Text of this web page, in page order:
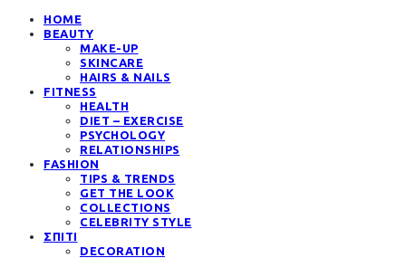
HOME
BEAUTY
MAKE-UP
SKINCARE
HAIRS & NAILS
FITNESS
HEALTH
DIET – EXERCISE
PSYCHOLOGY
RELATIONSHIPS
FASHION
TIPS & TRENDS
GET THE LOOK
COLLECTIONS
CELEBRITY STYLE
ΣΠΙΤΙ
DECORATION